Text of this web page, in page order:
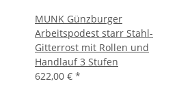
MUNK Günzburger
Arbeitspodest starr Stahl-
Gitterrost mit Rollen und
Handlauf 3 Stufen
622,00 € *